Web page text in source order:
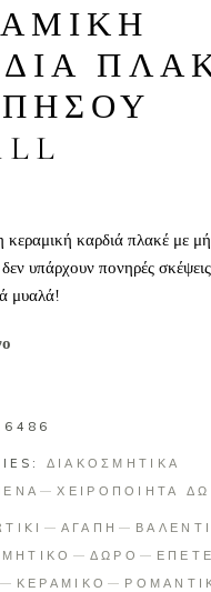
κεραμική καρδιά πλακέ με
δεν υπάρχουν πονηρές
μυαλά!
ΔΙΑΚΟΣΜΗΤΙΚΑ
ΧΕΙΡΟΠΟΙΗΤΑ
ΑΓΑΠΗ
ΔΩΡΟ
ΚΕΡΑΜΙΚΟ